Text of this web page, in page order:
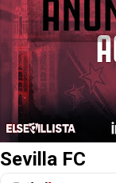
Sevilla FC